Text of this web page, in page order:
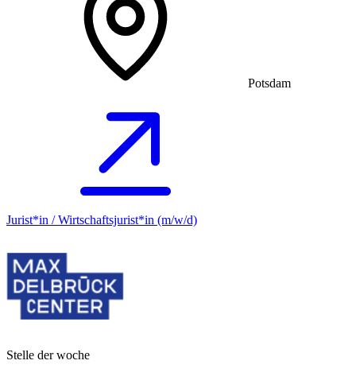
Potsdam
Jurist*in / Wirtschafts­jurist*in (m/w/d)
Stelle der woche